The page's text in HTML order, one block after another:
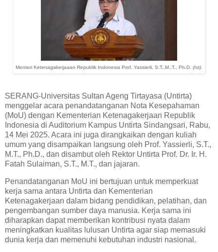
Menteri Ketenagakerjaaan Republik Indonesia Prof. Yassierli, S.T.,M.,T., Ph.D. (Ist).
SERANG-Universitas Sultan Ageng Tirtayasa (Untirta)
menggelar acara penandatanganan Nota Kesepahaman
(MoU) dengan Kementerian Ketenagakerjaan Republik
Indonesia di Auditorium Kampus Untirta Sindangsari, Rabu,
14 Mei 2025. Acara ini juga dirangkaikan dengan kuliah
umum yang disampaikan langsung oleh Prof. Yassierli, S.T.,
M.T., Ph.D., dan disambut oleh Rektor Untirta Prof. Dr. Ir. H.
Fatah Sulaiman, S.T., M.T., dan jajaran.
Penandatanganan MoU ini bertujuan untuk memperkuat
kerja sama antara Untirta dan Kementerian
Ketenagakerjaan dalam bidang pendidikan, pelatihan, dan
pengembangan sumber daya manusia. Kerja sama ini
diharapkan dapat memberikan kontribusi nyata dalam
meningkatkan kualitas lulusan Untirta agar siap memasuki
dunia kerja dan memenuhi kebutuhan industri nasional.